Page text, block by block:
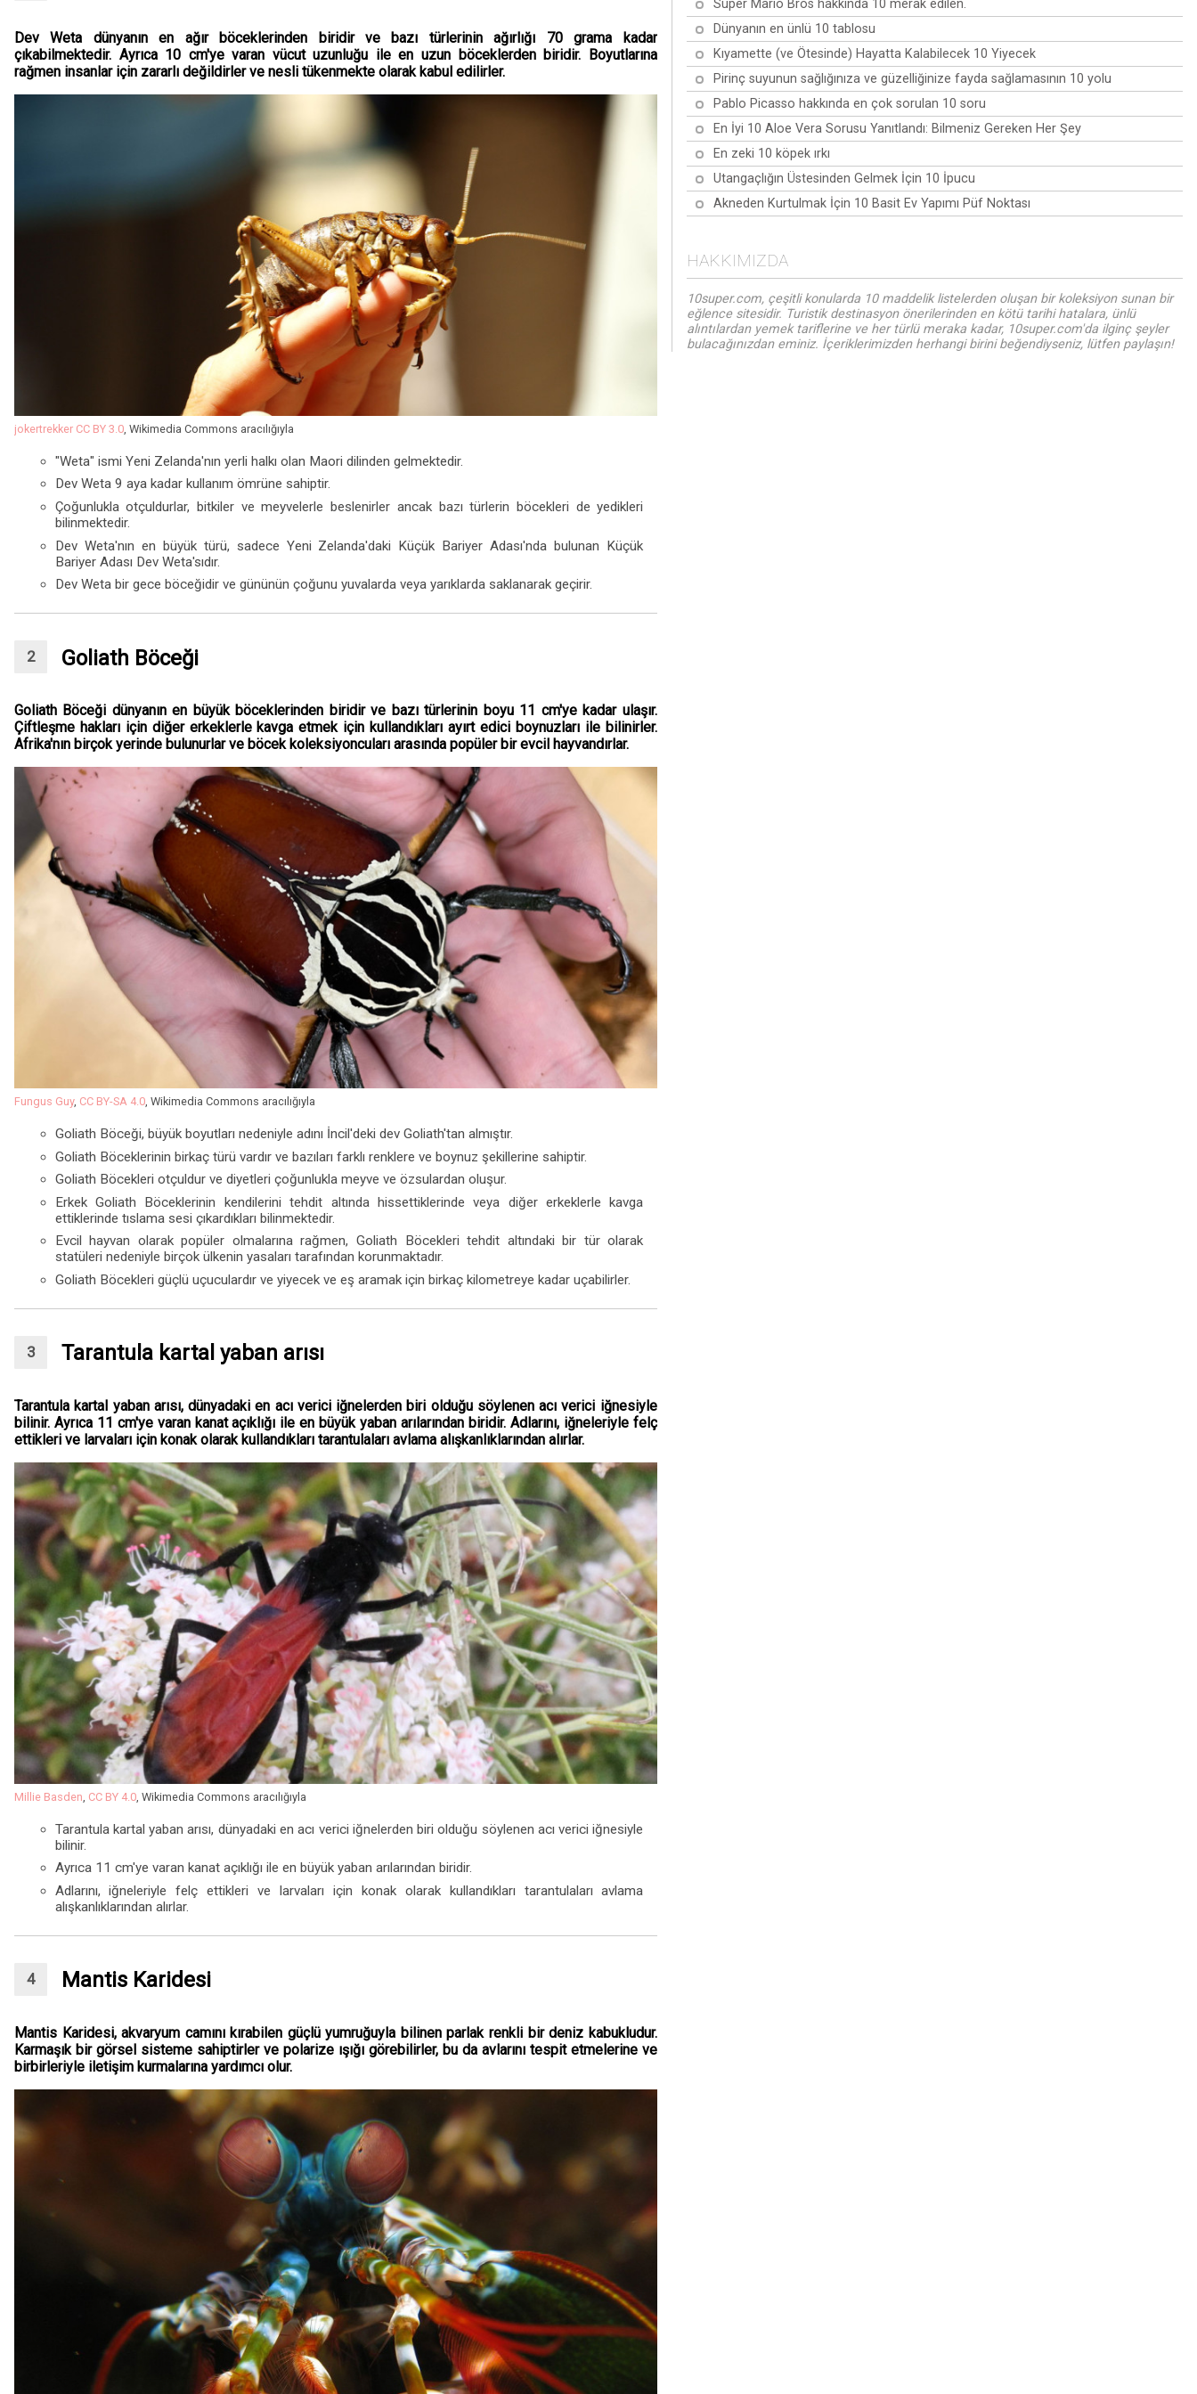
Dev Weta dünyanın en ağır böceklerinden biridir ve bazı türlerinin ağırlığı 70 grama kadar
çıkabilmektedir. Ayrıca 10 cm'ye varan vücut uzunluğu ile en uzun böceklerden biridir. Boyutlarına
rağmen insanlar için zararlı değildirler ve nesli tükenmekte olarak kabul edilirler.
jokertrekker CC BY 3.0 , Wikimedia Commons aracılığıyla
"Weta" ismi Yeni Zelanda'nın yerli halkı olan Maori dilinden gelmektedir.
Dev Weta 9 aya kadar kullanım ömrüne sahiptir.
Çoğunlukla otçuldurlar, bitkiler ve meyvelerle beslenirler ancak bazı türlerin böcekleri de yedikleri
bilinmektedir.
Dev Weta'nın en büyük türü, sadece Yeni Zelanda'daki Küçük Bariyer Adası'nda bulunan Küçük
Bariyer Adası Dev Weta'sıdır.
Dev Weta bir gece böceğidir ve gününün çoğunu yuvalarda veya yarıklarda saklanarak geçirir.
Goliath Böceği
Goliath Böceği dünyanın en büyük böceklerinden biridir ve bazı türlerinin boyu 11 cm'ye kadar ulaşır.
Çiftleşme hakları için diğer erkeklerle kavga etmek için kullandıkları ayırt edici boynuzları ile bilinirler.
Afrika'nın birçok yerinde bulunurlar ve böcek koleksiyoncuları arasında popüler bir evcil hayvandırlar.
Fungus Guy, CC BY-SA 4.0 , Wikimedia Commons aracılığıyla
Goliath Böceği, büyük boyutları nedeniyle adını İncil'deki dev Goliath'tan almıştır.
Goliath Böceklerinin birkaç türü vardır ve bazıları farklı renklere ve boynuz şekillerine sahiptir.
Goliath Böcekleri otçuldur ve diyetleri çoğunlukla meyve ve özsulardan oluşur.
Erkek Goliath Böceklerinin kendilerini tehdit altında hissettiklerinde veya diğer erkeklerle kavga
ettiklerinde tıslama sesi çıkardıkları bilinmektedir.
Evcil hayvan olarak popüler olmalarına rağmen, Goliath Böcekleri tehdit altındaki bir tür olarak
statüleri nedeniyle birçok ülkenin yasaları tarafından korunmaktadır.
Goliath Böcekleri güçlü uçuculardır ve yiyecek ve eş aramak için birkaç kilometreye kadar uçabilirler.
Tarantula kartal yaban arısı
Tarantula kartal yaban arısı, dünyadaki en acı verici iğnelerden biri olduğu söylenen acı verici iğnesiyle
bilinir. Ayrıca 11 cm'ye varan kanat açıklığı ile en büyük yaban arılarından biridir. Adlarını, iğneleriyle felç
ettikleri ve larvaları için konak olarak kullandıkları tarantulaları avlama alışkanlıklarından alırlar.
Millie Basden CC BY 4.0 , Wikimedia Commons aracılığıyla
Tarantula kartal yaban arısı, dünyadaki en acı verici iğnelerden biri olduğu söylenen acı verici iğnesiyle
bilinir.
Ayrıca 11 cm'ye varan kanat açıklığı ile en büyük yaban arılarından biridir.
Adlarını, iğneleriyle felç ettikleri ve larvaları için konak olarak kullandıkları tarantulaları avlama
alışkanlıklarından alırlar.
Mantis Karidesi
Mantis Karidesi, akvaryum camını kırabilen güçlü yumruğuyla bilinen parlak renkli bir deniz kabukludur.
Karmaşık bir görsel sisteme sahiptirler ve polarize ışığı görebilirler, bu da avlarını tespit etmelerine ve
birbirleriyle iletişim kurmalarına yardımcı olur.
Super Mario Bros hakkında 10 merak edilen.
Dünyanın en ünlü 10 tablosu
Kıyamette (ve Ötesinde) Hayatta Kalabilecek 10 Yiyecek
Pirinç suyunun sağlığınıza ve güzelliğinize fayda sağlamasının 10 yolu
Pablo Picasso hakkında en çok sorulan 10 soru
En İyi 10 Aloe Vera Sorusu Yanıtlandı: Bilmeniz Gereken Her Şey
En zeki 10 köpek ırkı
Utangaçlığın Üstesinden Gelmek İçin 10 İpucu
Akneden Kurtulmak İçin 10 Basit Ev Yapımı Püf Noktası
HAKKIMIZDA
10super.com, çeşitli konularda 10 maddelik listelerden oluşan bir koleksiyon sunan bir
eğlence sitesidir. Turistik destinasyon önerilerinden en kötü tarihi hatalara, ünlü
alıntılardan yemek tariflerine ve her türlü meraka kadar, 10super.com'da ilginç şeyler
bulacağınızdan eminiz. İçeriklerimizden herhangi birini beğendiyseniz, lütfen paylaşın!